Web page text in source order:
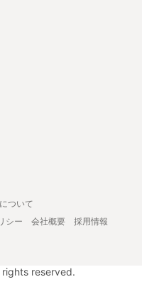
ついて
シー 会社概要
採用情報
reserved.